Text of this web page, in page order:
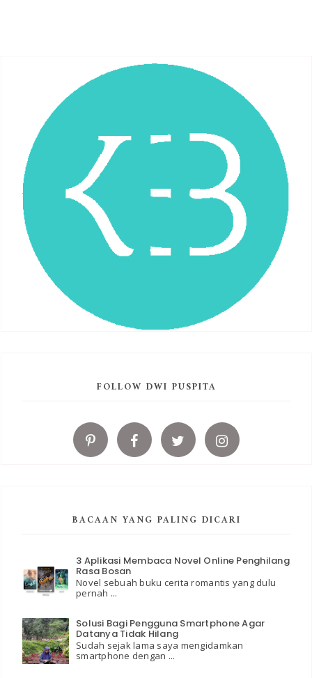
FOLLOW DWI PUSPITA
BACAAN YANG PALING DICARI
3 Aplikasi Membaca Novel Online Penghilang
Rasa Bosan
Novel sebuah buku cerita romantis yang dulu
pernah ...
Solusi Bagi Pengguna Smartphone Agar
Datanya Tidak Hilang
Sudah sejak lama saya mengidamkan
smartphone dengan ...